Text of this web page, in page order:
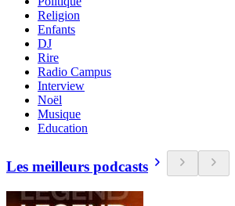
Religion
Enfants
DJ
Rire
Radio Campus
Interview
Noël
Musique
Education
Les meilleurs podcasts